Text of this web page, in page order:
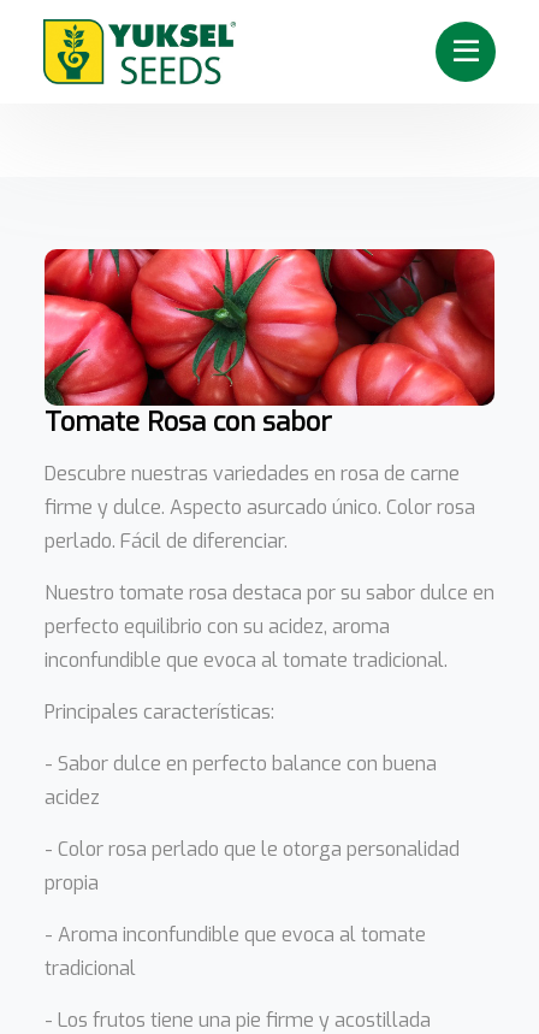
Tomate Rosa con sabor
Descubre nuestras variedades en rosa de carne
firme y dulce. Aspecto asurcado único. Color rosa
perlado. Fácil de diferenciar.
Nuestro tomate rosa destaca por su sabor dulce en
perfecto equilibrio con su acidez, aroma
inconfundible que evoca al tomate tradicional.
Principales características:
- Sabor dulce en perfecto balance con buena
acidez
- Color rosa perlado que le otorga personalidad
propia
- Aroma inconfundible que evoca al tomate
tradicional
- Los frutos tiene una pie firme y acostillada